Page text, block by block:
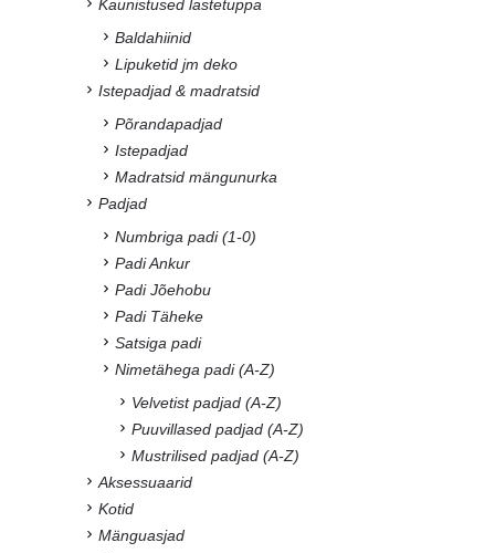
Kaunistused lastetuppa
Baldahiinid
Lipuketid jm deko
Istepadjad & madratsid
Põrandapadjad
Istepadjad
Madratsid mängunurka
Padjad
Numbriga padi (1-0)
Padi Ankur
Padi Jõehobu
Padi Täheke
Satsiga padi
Nimetähega padi (A-Z)
Velvetist padjad (A-Z)
Puuvillased padjad (A-Z)
Mustrilised padjad (A-Z)
Aksessuaarid
Kotid
Mänguasjad